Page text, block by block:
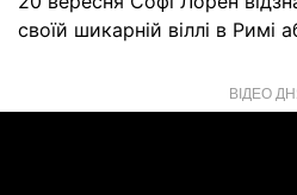
своїй шикарній віллі в Римі
ВІДЕО